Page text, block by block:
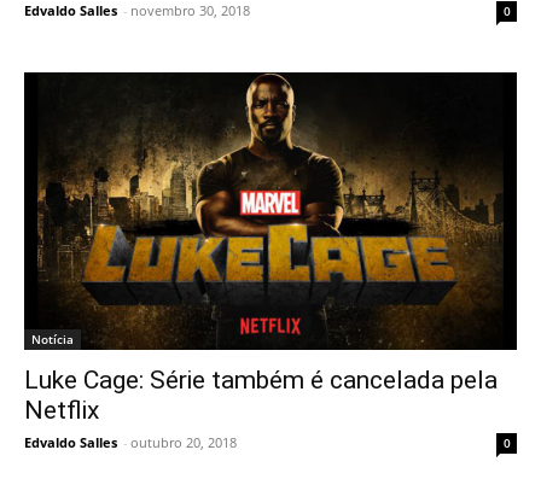
Edvaldo Salles - novembro 30, 2018 0
Notícia
Luke Cage: Série também é cancelada pela
Netflix
Edvaldo Salles - outubro 20, 2018 0